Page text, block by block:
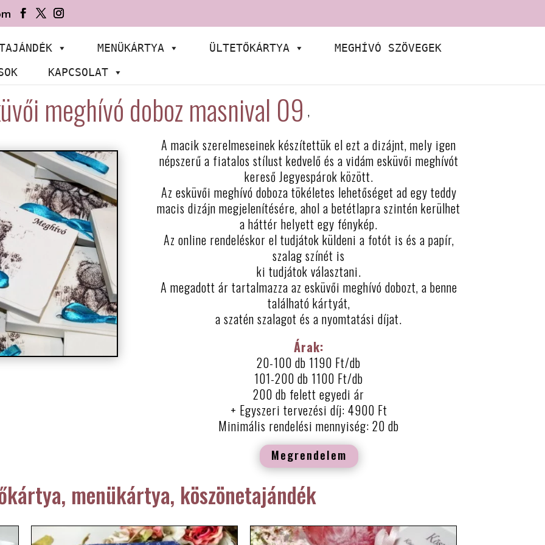
MENÜKÁRTYA ÜLTETŐKÁRTYA
MEGHÍVÓ SZÖVEGEK
KAPCSOLAT
meghívó doboz masnival 09 ,
A macik szerelmeseinek készítettük el ezt a dizájnt, mely igen
népszerű a fiatalos stílust kedvelő és a vidám esküvői meghívót
kereső Jegyespárok között.
Az esküvői meghívó doboza tökéletes lehetőséget ad egy teddy
macis dizájn megjelenítésére, ahol a betétlapra szintén kerülhet
a háttér helyett egy fénykép.
Az online rendeléskor el tudjátok küldeni a fotót is és a papír,
szalag színét is
ki tudjátok választani.
A megadott ár tartalmazza az esküvői meghívó dobozt, a benne
található kártyát,
a szatén szalagot és a nyomtatási díjat.
Árak:
20-100 db 1190 Ft/db
101-200 db 1100 Ft/db
200 db felett egyedi ár
+ Egyszeri tervezési díj: 4900 Ft
Minimális rendelési mennyiség: 20 db
Megrendelem
menükártya, köszönetajándék